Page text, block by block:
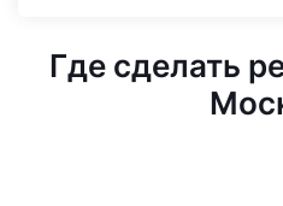
Где сделать